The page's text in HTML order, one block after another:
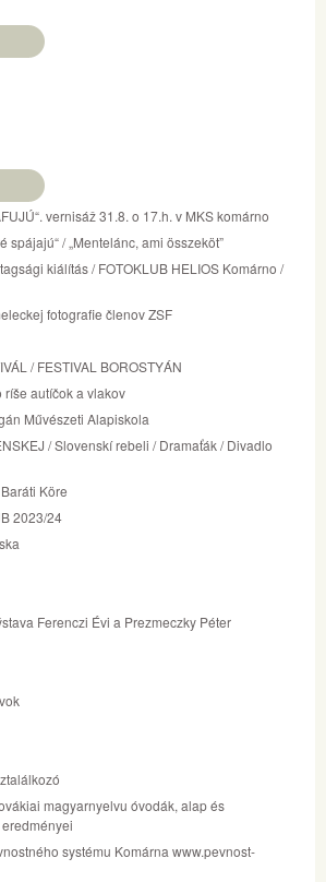
vernisáž 31.8. o 17.h. v MKS komárno
spájajú“ / „Mentelánc, ami összeköt”
kiálítás / FOTOKLUB HELIOS Komárno /
fotografie členov ZSF
/ FESTIVAL BOROSTYÁN
autíčok a vlakov
Művészeti Alapiskola
/ Slovenskí rebeli / Dramaťák / Divadlo
Köre
2023/24
Ferenczi Évi a Prezmeczky Péter
magyarnyelvu óvodák, alap és
systému Komárna www.pevnost-